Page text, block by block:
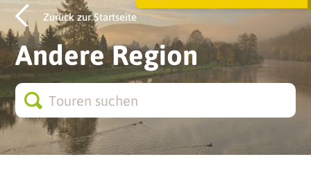
Zurück zur Startseite
Andere Region